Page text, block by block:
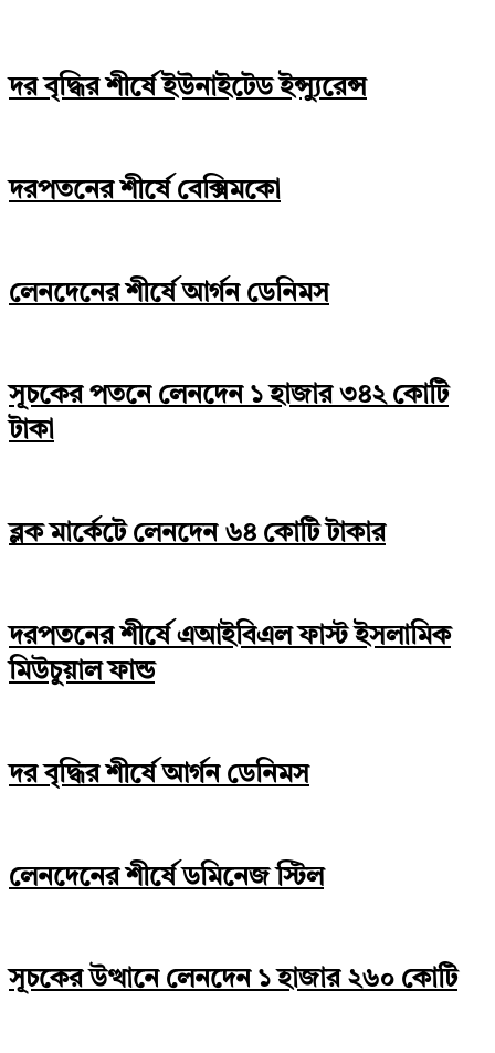
দর বৃদ্ধির শীর্ষে ইউনাইটেড ইন্স্যুরেন্স
দরপতনের শীর্ষে বেক্সিমকো
লেনদেনের শীর্ষে আর্গন ডেনিমস
সূচকের পতনে লেনদেন ১ হাজার ৩৪২ কোটি
টাকা
ব্লক মার্কেটে লেনদেন ৬৪ কোটি টাকার
দরপতনের শীর্ষে এআইবিএল ফাস্ট ইসলামিক
মিউচুয়াল ফান্ড
দর বৃদ্ধির শীর্ষে আর্গন ডেনিমস
লেনদেনের শীর্ষে ডমিনেজ স্টিল
সূচকের উত্থানে লেনদেন ১ হাজার ২৬০ কোটি